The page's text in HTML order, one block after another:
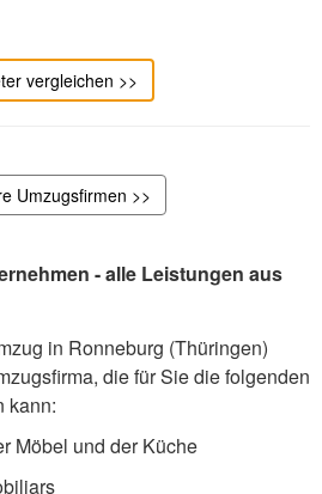
vergleichen >>
Umzugsfirmen >>
- alle Leistungen aus
in Ronneburg (Thüringen)
die für Sie die folgenden
kann:
Möbel und der Küche